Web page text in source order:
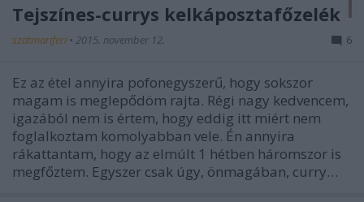
Tejszínes-currys kelkáposztafőzelék
szatmariferi • 2015. november 12. 6
Ez az étel annyira pofonegyszerű, hogy sokszor
magam is meglepődöm rajta. Régi nagy kedvencem,
igazából nem is értem, hogy eddig itt miért nem
foglalkoztam komolyabban vele. Én annyira
rákattantam, hogy az elmúlt 1 hétben háromszor is
megfőztem. Egyszer csak úgy, önmagában, curry…